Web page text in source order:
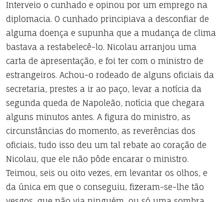
Interveio o cunhado e opinou por um emprego na
diplomacia. O cunhado principiava a desconfiar de
alguma doença e supunha que a mudança de clima
bastava a restabelecê-lo. Nicolau arranjou uma
carta de apresentação, e foi ter com o ministro de
estrangeiros. Achou-o rodeado de alguns oficiais da
secretaria, prestes a ir ao paço, levar a notícia da
segunda queda de Napoleão, notícia que chegara
alguns minutos antes. A figura do ministro, as
circunstâncias do momento, as reverências dos
oficiais, tudo isso deu um tal rebate ao coração de
Nicolau, que ele não pôde encarar o ministro.
Teimou, seis ou oito vezes, em levantar os olhos, e
da única em que o conseguiu, fizeram-se-lhe tão